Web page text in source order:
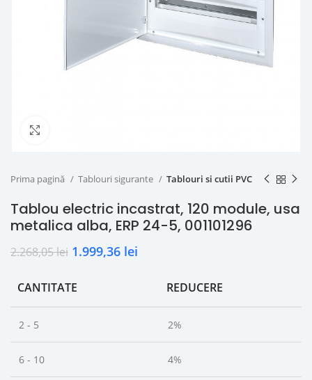
Prima pagină Tablouri sigurante Tablouri si cutii PVC
Tablou electric incastrat, 120 module, usa
metalica alba, ERP 24-5, 001101296
2.268,05lei 1.999,36 lei
CANTITATE REDUCERE
2 - 5 2%
6 - 10 4%